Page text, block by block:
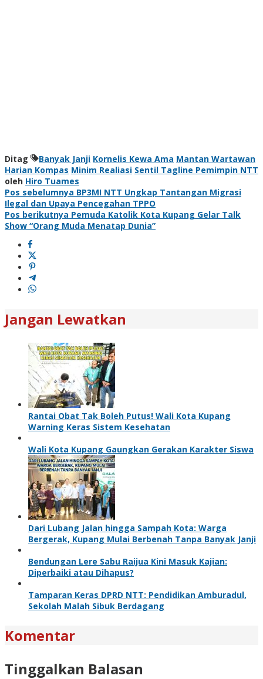
Ditag Banyak Janji Kornelis Kewa Ama Mantan Wartawan
Harian Kompas Minim Realiasi Sentil Tagline Pemimpin NTT
oleh Hiro Tuames
Navigasi
pos
Pos sebelumnya BP3MI NTT Ungkap Tantangan Migrasi
Ilegal dan Upaya Pencegahan TPPO
Pos berikutnya Pemuda Katolik Kota Kupang Gelar Talk
Show “Orang Muda Menatap Dunia”
Jangan Lewatkan
Rantai Obat Tak Boleh Putus! Wali Kota Kupang
Warning Keras Sistem Kesehatan
Wali Kota Kupang Gaungkan Gerakan Karakter Siswa
Dari Lubang Jalan hingga Sampah Kota: Warga
Bergerak, Kupang Mulai Berbenah Tanpa Banyak Janji
Bendungan Lere Sabu Raijua Kini Masuk Kajian:
Diperbaiki atau Dihapus?
Tamparan Keras DPRD NTT: Pendidikan Amburadul,
Sekolah Malah Sibuk Berdagang
Komentar
Tinggalkan Balasan